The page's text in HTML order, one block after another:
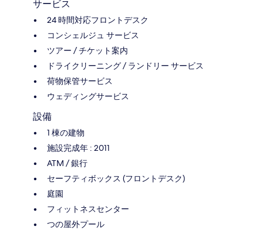
サービス
24 時間対応フロントデスク
コンシェルジュ サービス
ツアー / チケット案内
ドライクリーニング / ランドリー サービス
荷物保管サービス
ウェディングサービス
設備
1 棟の建物
施設完成年 : 2011
ATM / 銀行
セーフティボックス (フロントデスク)
庭園
フィットネスセンター
つの屋外プール